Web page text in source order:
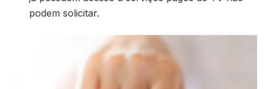
podem solicitar.